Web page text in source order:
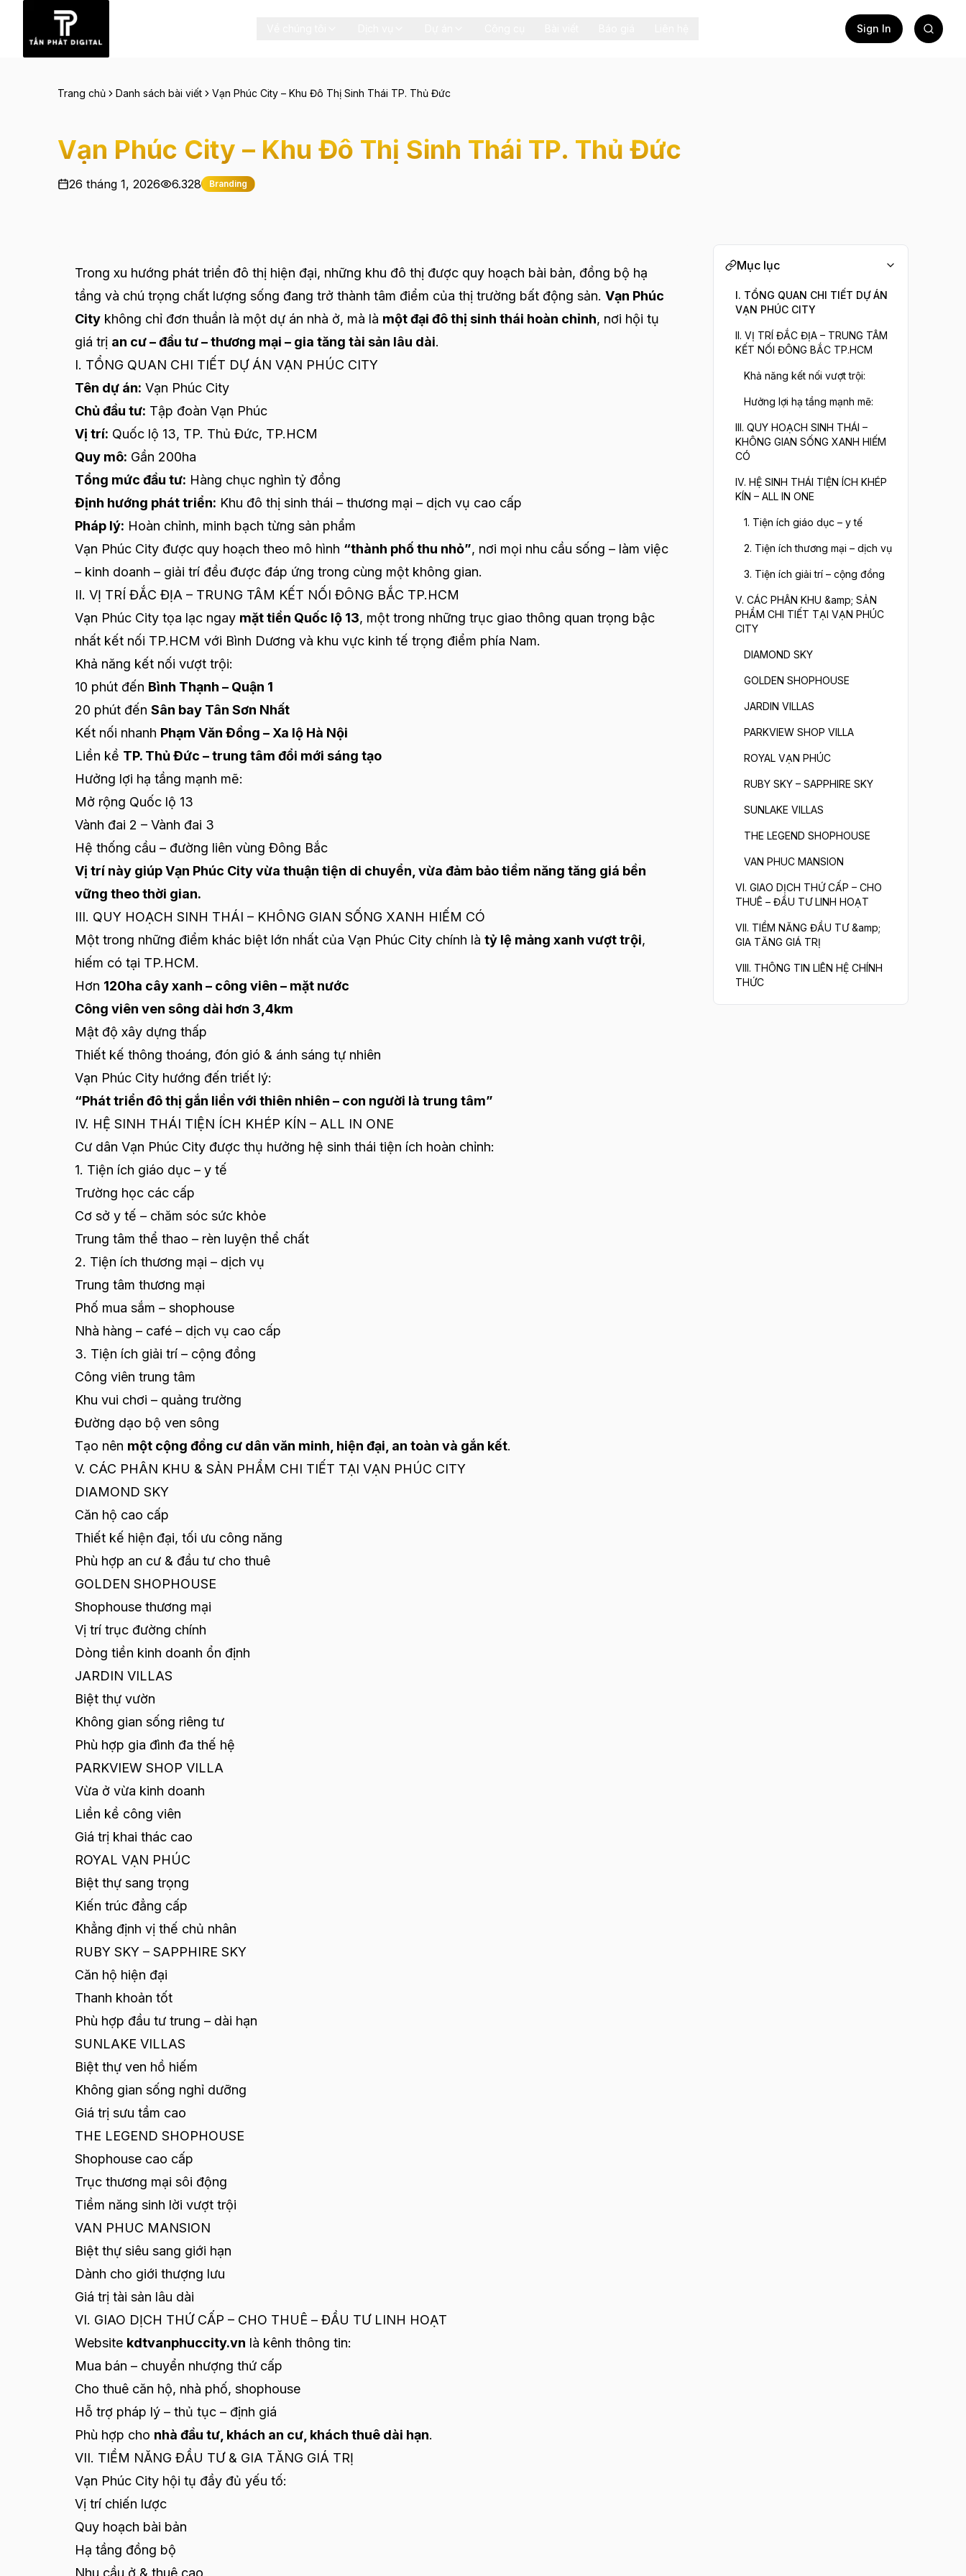
Sign In
Trang chủ Danh sách bài viết Vạn Phúc City – Khu Đô Thị Sinh Thái TP. Thủ Đức
Vạn Phúc City – Khu Đô Thị Sinh Thái TP. Thủ Đức
26 tháng 1, 2026 6.328 Branding
Trong xu hướng phát triển đô thị hiện đại, những khu đô thị được quy hoạch bài bản, đồng bộ hạ
tầng và chú trọng chất lượng sống đang trở thành tâm điểm của thị trường bất động sản. Vạn Phúc
City không chỉ đơn thuần là một dự án nhà ở, mà là một đại đô thị sinh thái hoàn chỉnh, nơi hội tụ
giá trị an cư – đầu tư – thương mại – gia tăng tài sản lâu dài.
I. TỔNG QUAN CHI TIẾT DỰ ÁN VẠN PHÚC CITY
Tên dự án: Vạn Phúc City
Chủ đầu tư: Tập đoàn Vạn Phúc
Vị trí: Quốc lộ 13, TP. Thủ Đức, TP.HCM
Quy mô: Gần 200ha
Tổng mức đầu tư: Hàng chục nghìn tỷ đồng
Định hướng phát triển: Khu đô thị sinh thái – thương mại – dịch vụ cao cấp
Pháp lý: Hoàn chỉnh, minh bạch từng sản phẩm
Vạn Phúc City được quy hoạch theo mô hình “thành phố thu nhỏ”, nơi mọi nhu cầu sống – làm việc
– kinh doanh – giải trí đều được đáp ứng trong cùng một không gian.
II. VỊ TRÍ ĐẮC ĐỊA – TRUNG TÂM KẾT NỐI ĐÔNG BẮC TP.HCM
Vạn Phúc City tọa lạc ngay mặt tiền Quốc lộ 13, một trong những trục giao thông quan trọng bậc
nhất kết nối TP.HCM với Bình Dương và khu vực kinh tế trọng điểm phía Nam.
Khả năng kết nối vượt trội:
10 phút đến Bình Thạnh – Quận 1
20 phút đến Sân bay Tân Sơn Nhất
Kết nối nhanh Phạm Văn Đồng – Xa lộ Hà Nội
Liền kề TP. Thủ Đức – trung tâm đổi mới sáng tạo
Hưởng lợi hạ tầng mạnh mẽ:
Mở rộng Quốc lộ 13
Vành đai 2 – Vành đai 3
Hệ thống cầu – đường liên vùng Đông Bắc
Vị trí này giúp Vạn Phúc City vừa thuận tiện di chuyển, vừa đảm bảo tiềm năng tăng giá bền
vững theo thời gian.
III. QUY HOẠCH SINH THÁI – KHÔNG GIAN SỐNG XANH HIẾM CÓ
Một trong những điểm khác biệt lớn nhất của Vạn Phúc City chính là tỷ lệ mảng xanh vượt trội,
hiếm có tại TP.HCM.
Hơn 120ha cây xanh – công viên – mặt nước
Công viên ven sông dài hơn 3,4km
Mật độ xây dựng thấp
Thiết kế thông thoáng, đón gió & ánh sáng tự nhiên
Vạn Phúc City hướng đến triết lý:
“Phát triển đô thị gắn liền với thiên nhiên – con người là trung tâm”
IV. HỆ SINH THÁI TIỆN ÍCH KHÉP KÍN – ALL IN ONE
Cư dân Vạn Phúc City được thụ hưởng hệ sinh thái tiện ích hoàn chỉnh:
1. Tiện ích giáo dục – y tế
Trường học các cấp
Cơ sở y tế – chăm sóc sức khỏe
Trung tâm thể thao – rèn luyện thể chất
2. Tiện ích thương mại – dịch vụ
Trung tâm thương mại
Phố mua sắm – shophouse
Nhà hàng – café – dịch vụ cao cấp
3. Tiện ích giải trí – cộng đồng
Công viên trung tâm
Khu vui chơi – quảng trường
Đường dạo bộ ven sông
Tạo nên một cộng đồng cư dân văn minh, hiện đại, an toàn và gắn kết.
V. CÁC PHÂN KHU & SẢN PHẨM CHI TIẾT TẠI VẠN PHÚC CITY
DIAMOND SKY
Căn hộ cao cấp
Thiết kế hiện đại, tối ưu công năng
Phù hợp an cư & đầu tư cho thuê
GOLDEN SHOPHOUSE
Shophouse thương mại
Vị trí trục đường chính
Dòng tiền kinh doanh ổn định
JARDIN VILLAS
Biệt thự vườn
Không gian sống riêng tư
Phù hợp gia đình đa thế hệ
PARKVIEW SHOP VILLA
Vừa ở vừa kinh doanh
Liền kề công viên
Giá trị khai thác cao
ROYAL VẠN PHÚC
Biệt thự sang trọng
Kiến trúc đẳng cấp
Khẳng định vị thế chủ nhân
RUBY SKY – SAPPHIRE SKY
Căn hộ hiện đại
Thanh khoản tốt
Phù hợp đầu tư trung – dài hạn
SUNLAKE VILLAS
Biệt thự ven hồ hiếm
Không gian sống nghỉ dưỡng
Giá trị sưu tầm cao
THE LEGEND SHOPHOUSE
Shophouse cao cấp
Trục thương mại sôi động
Tiềm năng sinh lời vượt trội
VAN PHUC MANSION
Biệt thự siêu sang giới hạn
Dành cho giới thượng lưu
Giá trị tài sản lâu dài
VI. GIAO DỊCH THỨ CẤP – CHO THUÊ – ĐẦU TƯ LINH HOẠT
Website kdtvanphuccity.vn là kênh thông tin:
Mua bán – chuyển nhượng thứ cấp
Cho thuê căn hộ, nhà phố, shophouse
Hỗ trợ pháp lý – thủ tục – định giá
Phù hợp cho nhà đầu tư, khách an cư, khách thuê dài hạn.
VII. TIỀM NĂNG ĐẦU TƯ & GIA TĂNG GIÁ TRỊ
Vạn Phúc City hội tụ đầy đủ yếu tố:
Vị trí chiến lược
Quy hoạch bài bản
Hạ tầng đồng bộ
Nhu cầu ở & thuê cao
Mục lục
I. TỔNG QUAN CHI TIẾT DỰ ÁN
VẠN PHÚC CITY
II. VỊ TRÍ ĐẮC ĐỊA – TRUNG TÂM
KẾT NỐI ĐÔNG BẮC TP.HCM
Khả năng kết nối vượt trội:
Hưởng lợi hạ tầng mạnh mẽ:
III. QUY HOẠCH SINH THÁI –
KHÔNG GIAN SỐNG XANH HIẾM
CÓ
IV. HỆ SINH THÁI TIỆN ÍCH KHÉP
KÍN – ALL IN ONE
1. Tiện ích giáo dục – y tế
2. Tiện ích thương mại – dịch vụ
3. Tiện ích giải trí – cộng đồng
V. CÁC PHÂN KHU &amp; SẢN
PHẨM CHI TIẾT TẠI VẠN PHÚC
CITY
DIAMOND SKY
GOLDEN SHOPHOUSE
JARDIN VILLAS
PARKVIEW SHOP VILLA
ROYAL VẠN PHÚC
RUBY SKY – SAPPHIRE SKY
SUNLAKE VILLAS
THE LEGEND SHOPHOUSE
VAN PHUC MANSION
VI. GIAO DỊCH THỨ CẤP – CHO
THUÊ – ĐẦU TƯ LINH HOẠT
VII. TIỀM NĂNG ĐẦU TƯ &amp;
GIA TĂNG GIÁ TRỊ
VIII. THÔNG TIN LIÊN HỆ CHÍNH
THỨC